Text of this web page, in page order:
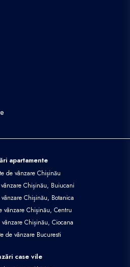
apartamente
de vânzare Chișinău
Chișinău, Buiucani
Chișinău, Botanica
vânzare Chișinău, Centru
Chișinău, Ciocana
de vânzare Bucuresti
case vile